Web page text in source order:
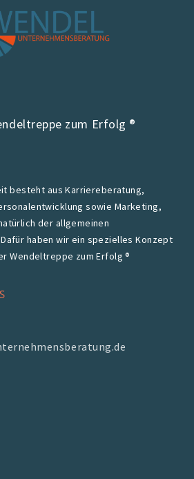
zum Erfolg ®
besteht aus Karriereberatung,
sowie Marketing,
der allgemeinen
haben wir ein spezielles Konzept
Wendeltreppe zum Erfolg ®